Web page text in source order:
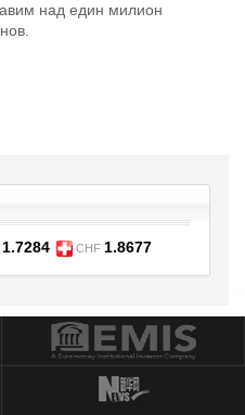
над един милион
1.7284 CHF 1.8677